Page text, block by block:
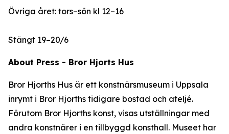
Övriga året: tors–sön kl 12–16
Stängt 19–20/6
About Press - Bror Hjorts Hus
Bror Hjorths Hus är ett konstnärsmuseum i Uppsala
inrymt i Bror Hjorths tidigare bostad och ateljé.
Förutom Bror Hjorths konst, visas utställningar med
andra konstnärer i en tillbyggd konsthall. Museet har